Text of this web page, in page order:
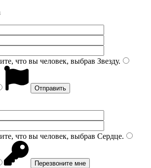
что вы человек, выбрав Звезду.
что вы человек, выбрав Сердце.